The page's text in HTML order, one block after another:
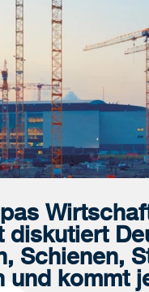
diskutiert
Schienen,
und kommt